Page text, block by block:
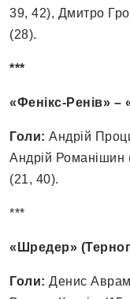
39, 42), Дмитро
(28).
***
«Фенікс-Ренів» –
Голи: Андрій
Андрій Романішин
(21, 40).
***
«Шредер»
Голи: Денис